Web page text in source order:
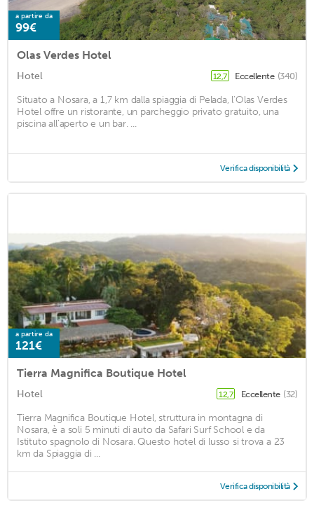
a partire da
99€
Olas Verdes Hotel
Hotel 12,7 Eccellente (340)
Situato a Nosara, a 1,7 km dalla spiaggia di Pelada, l'Olas Verdes
Hotel offre un ristorante, un parcheggio privato gratuito, una
piscina all'aperto e un bar. ...
Verifica disponibilità
a partire da
121€
Tierra Magnifica Boutique Hotel
Hotel 12,7 Eccellente (32)
Tierra Magnifica Boutique Hotel, struttura in montagna di
Nosara, è a soli 5 minuti di auto da Safari Surf School e da
Istituto spagnolo di Nosara. Questo hotel di lusso si trova a 23
km da Spiaggia di ...
Verifica disponibilità